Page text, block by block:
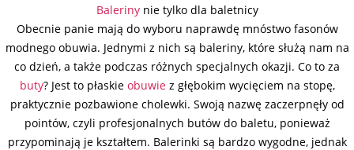
Balerinynie tylko dla baletnicy
Obecnie panie mają do wyboru naprawdę mnóstwo fasonów
modnego obuwia. Jednymi z nich są baleriny, które służą nam na
co dzień, a także podczas różnych specjalnych okazji. Co to za
buty? Jest to płaskie obuwiez głębokim wycięciem na stopę,
praktycznie pozbawione cholewki. Swoją nazwę zaczerpnęły od
pointów, czyli profesjonalnych butów do baletu, ponieważ
przypominają je kształtem. Balerinki są bardzo wygodne, jednak